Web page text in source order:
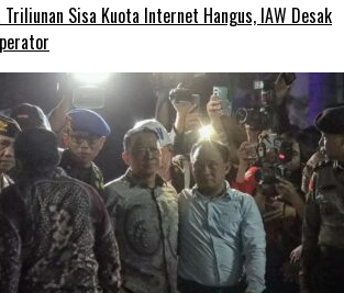
Triliunan Sisa Kuota Internet Hangus, IAW Desak